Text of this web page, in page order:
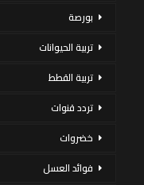
بورصة
تربية الحيوانات
تربية القطط
تردد قنوات
خضروات
فوائد العسل